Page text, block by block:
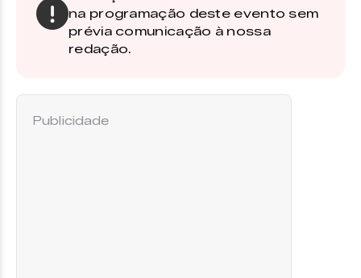
na programação deste evento sem
prévia comunicação à nossa
redação.
Publicidade